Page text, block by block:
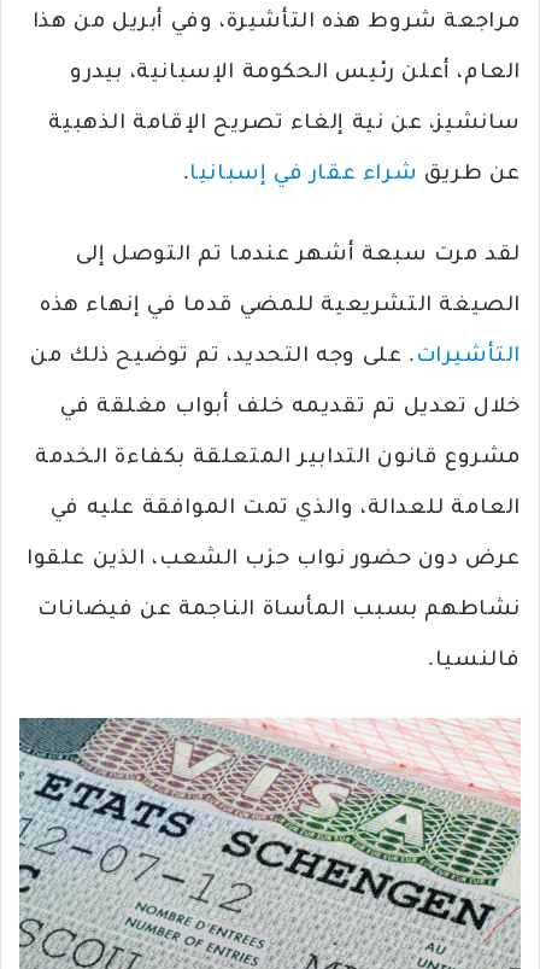
مراجعة شروط هذه التأشيرة، وفي أبريل من هذا
العام، أعلن رئيس الحكومة الإسبانية، بيدرو
سانشيز، عن نية إلغاء تصريح الإقامة الذهبية
عن طريق شراء عقار في إسبانيا.
لقد مرت سبعة أشهر عندما تم التوصل إلى
الصيغة التشريعية للمضي قدما في إنهاء هذه
التأشيرات . على وجه التحديد، تم توضيح ذلك من
خلال تعديل تم تقديمه خلف أبواب مغلقة في
مشروع قانون التدابير المتعلقة بكفاءة الخدمة
العامة للعدالة، والذي تمت الموافقة عليه في
عرض دون حضور نواب حزب الشعب، الذين علقوا
نشاطهم بسبب المأساة الناجمة عن فيضانات
فالنسيا.